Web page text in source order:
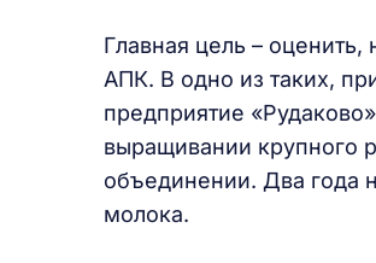
Главная цель –
АПК. В одно из таких,
предприятие
выращивании крупного
объединении. Два года
молока.